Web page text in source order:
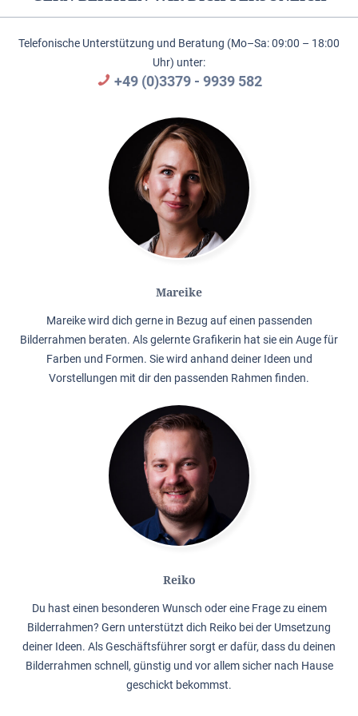
Telefonische Unterstützung und Beratung (Mo–Sa: 09:00 – 18:00
Uhr) unter:
+49 (0)3379 - 9939 582
Mareike
Mareike wird dich gerne in Bezug auf einen passenden
Bilderrahmen beraten. Als gelernte Grafikerin hat sie ein Auge für
Farben und Formen. Sie wird anhand deiner Ideen und
Vorstellungen mit dir den passenden Rahmen finden.
Reiko
Du hast einen besonderen Wunsch oder eine Frage zu einem
Bilderrahmen? Gern unterstützt dich Reiko bei der Umsetzung
deiner Ideen. Als Geschäftsführer sorgt er dafür, dass du deinen
Bilderrahmen schnell, günstig und vor allem sicher nach Hause
geschickt bekommst.